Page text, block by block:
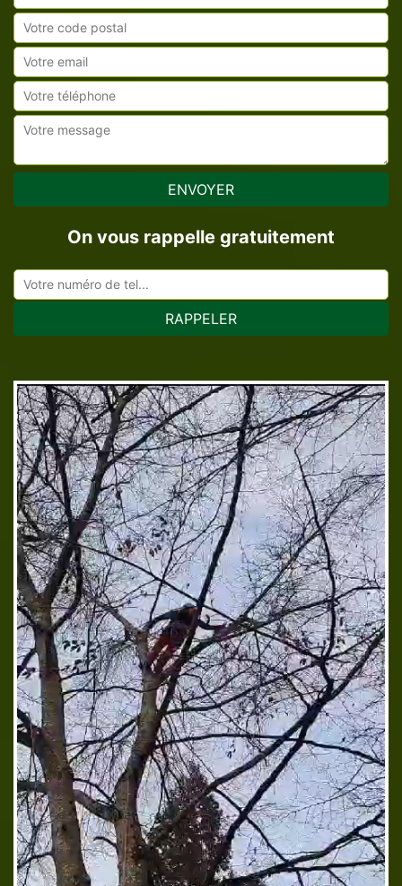
On vous rappelle gratuitement